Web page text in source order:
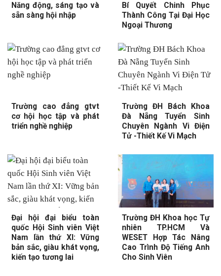
Năng động, sáng tạo và
sẵn sàng hội nhập
Bí Quyết Chinh Phục
Thành Công Tại Đại Học
Ngoại Thương
Trường cao đẳng gtvt
cơ hội học tập và phát
triển nghề nghiệp
Trường ĐH Bách Khoa
Đà Nẵng Tuyển Sinh
Chuyên Ngành Vi Điện
Tử -Thiết Kế Vi Mạch
Đại hội đại biểu toàn
quốc Hội Sinh viên Việt
Nam lần thứ XI: Vững
bản sắc, giàu khát vọng,
kiến tạo tương lai
Trường ĐH Khoa học Tự
nhiên TP.HCM Và
WESET Hợp Tác Nâng
Cao Trình Độ Tiếng Anh
Cho Sinh Viên